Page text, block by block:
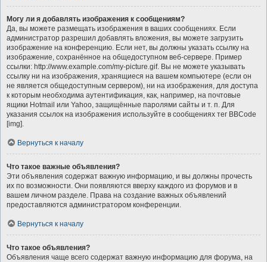
Могу ли я добавлять изображения к сообщениям?
Да, вы можете размещать изображения в ваших сообщениях. Если
администратор разрешил добавлять вложения, вы можете загрузить
изображение на конференцию. Если нет, вы должны указать ссылку на
изображение, сохранённое на общедоступном веб-сервере. Пример
ссылки: http://www.example.com/my-picture.gif. Вы не можете указывать
ссылку ни на изображения, хранящиеся на вашем компьютере (если он
не является общедоступным сервером), ни на изображения, для доступа
к которым необходима аутентификация, как, например, на почтовые
ящики Hotmail или Yahoo, защищённые паролями сайты и т. п. Для
указания ссылок на изображения используйте в сообщениях тег BBCode
[img].
Вернуться к началу
Что такое важные объявления?
Эти объявления содержат важную информацию, и вы должны прочесть
их по возможности. Они появляются вверху каждого из форумов и в
вашем личном разделе. Права на создание важных объявлений
предоставляются администратором конференции.
Вернуться к началу
Что такое объявления?
Объявления чаще всего содержат важную информацию для форума, на